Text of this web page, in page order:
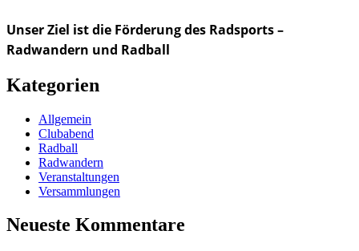
Unser Ziel ist die Förderung des Radsports –
Radwandern und Radball
Kategorien
Allgemein
Clubabend
Radball
Radwandern
Veranstaltungen
Versammlungen
Neueste Kommentare